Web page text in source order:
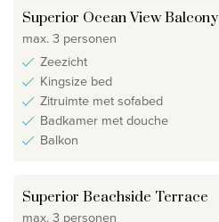
Superior Ocean View Balcony
max. 3 personen
Zeezicht
Kingsize bed
Zitruimte met sofabed
Badkamer met douche
Balkon
Superior Beachside Terrace
max. 3 personen